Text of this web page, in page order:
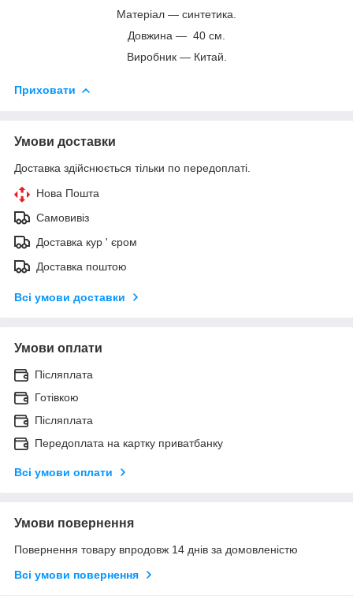
Матеріал — синтетика.
Довжина — 40 см.
Виробник — Китай.
Приховати
Умови доставки
Доставка здійснюється тільки по передоплаті.
Нова Пошта
Самовивіз
Доставка кур ' єром
Доставка поштою
Всі умови доставки
Умови оплати
Післяплата
Готівкою
Післяплата
Передоплата на картку приватбанку
Всі умови оплати
Умови повернення
Повернення товару впродовж 14 днів за домовленістю
Всі умови повернення